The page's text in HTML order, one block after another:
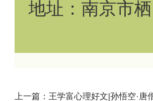
地址：南京市
上一篇： 王学富心理好文|孙悟空·唐